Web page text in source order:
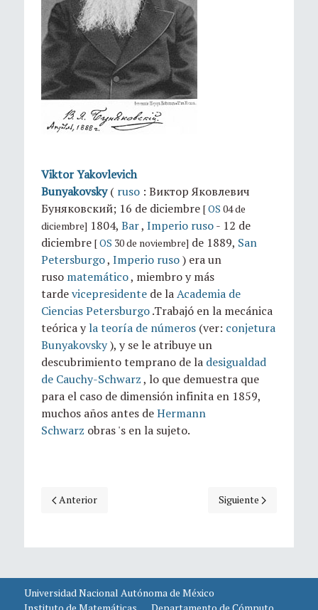
Viktor Yakovlevich
Bunyakovsky( ruso : Виктор Яковлевич
Буняковский; 16 de diciembre [OS 04 de
diciembre] 1804, Bar, Imperio ruso- 12 de
diciembre [OS 30 de noviembre] de 1889, San
Petersburgo, Imperio ruso) era un
ruso matemático, miembro y más
tardevicepresidente de laAcademia de
Ciencias Petersburgo.Trabajó en la mecánica
teórica yla teoría de números (ver: conjetura
Bunyakovsky), y se le atribuye un
descubrimiento temprano de la desigualdad
de Cauchy-Schwarz, lo que demuestra que
para el caso de dimensión infinita en 1859,
muchos años antes deHermann
Schwarz obras 's en la sujeto.
Artículo anterior: Efemérides hoy: 15 de diciembre, natalicio
Anterior Artículo siguiente:
Siguiente
Universidad Nacional Autónoma de México